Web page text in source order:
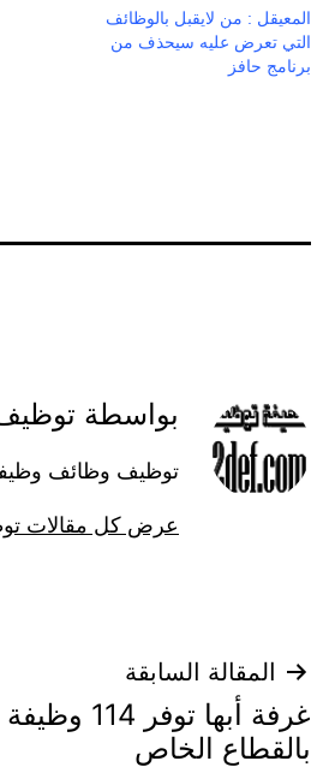
المعيقل : من لايقبل بالوظائف
التي تعرض عليه سيحذف من
برنامج حافز
بواسطة
توظيف وظائف
عرض كل مقالات
تصفّح
المقالات
المقالة السابقة
غرفة أبها
بالقطاع الخاص